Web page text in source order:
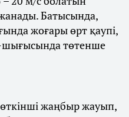
Батысында,
жоғары өрт қаупі,
шығысында төтенше
жаңбыр жауып,